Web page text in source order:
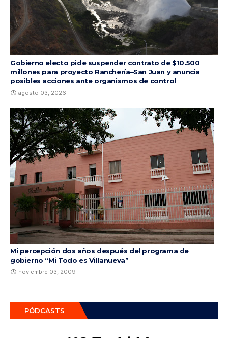
Gobierno electo pide suspender contrato de $10.500
millones para proyecto Ranchería–San Juan y anuncia
posibles acciones ante organismos de control
agosto 03, 2026
Mi percepción dos años después del programa de
gobierno “Mi Todo es Villanueva”
noviembre 03, 2009
PÓDCASTS